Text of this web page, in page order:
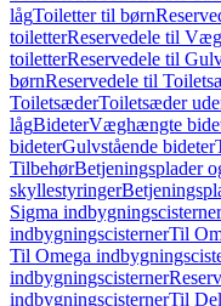
lågToiletter til børn
toiletterReservedele til
toiletterReservedele til
børnReservedele til
ToiletsæderToiletsæder
lågBideterVæghængte
bideterGulvstående bideter
TilbehørBetjeningsplader
skyllestyringer
Sigma indbygningscisterner
indbygningscisternerTil
Til Omega
indbygningscisterner
indbygningscisternerTil